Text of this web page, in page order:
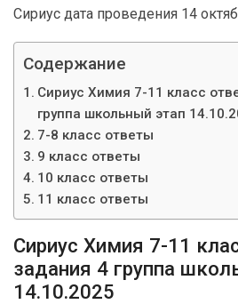
Сириус дата проведения 14
Содержание
Сириус Химия 7-11 класс
группа школьный этап
7-8 класс ответы
9 класс ответы
10 класс ответы
11 класс ответы
Сириус Химия 7-11
задания 4 группа
14.10.2025